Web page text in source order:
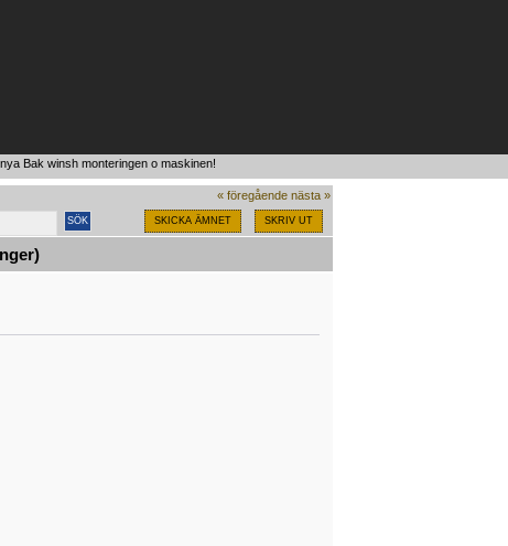
Bak winsh monteringen o maskinen!
« föregående nästa »
SKICKA ÄMNET SKRIV UT